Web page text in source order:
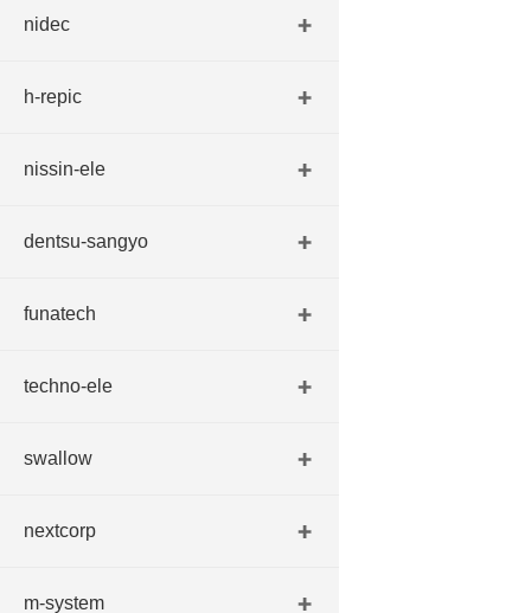
nidec
h-repic
nissin-ele
dentsu-sangyo
funatech
techno-ele
swallow
nextcorp
m-system